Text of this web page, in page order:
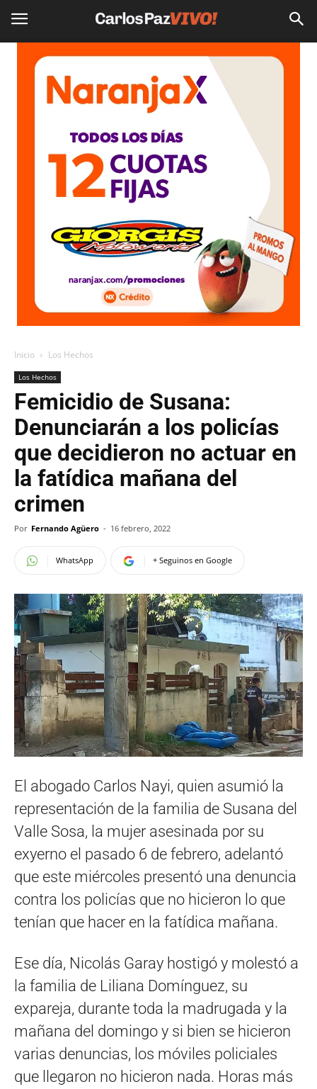
Inicio Los Hechos
Los Hechos
Femicidio de Susana:
Denunciarán a los policías
que decidieron no actuar en
la fatídica mañana del
crimen
Por Fernando Agüero - 16 febrero, 2022
WhatsApp + Seguinos en Google
El abogado Carlos Nayi, quien asumió la
representación de la familia de Susana del
Valle Sosa, la mujer asesinada por su
exyerno el pasado 6 de febrero, adelantó
que este miércoles presentó una denuncia
contra los policías que no hicieron lo que
tenían que hacer en la fatídica mañana.
Ese día, Nicolás Garay hostigó y molestó a
la familia de Liliana Domínguez, su
expareja, durante toda la madrugada y la
mañana del domingo y si bien se hicieron
varias denuncias, los móviles policiales
que llegaron no hicieron nada. Horas más